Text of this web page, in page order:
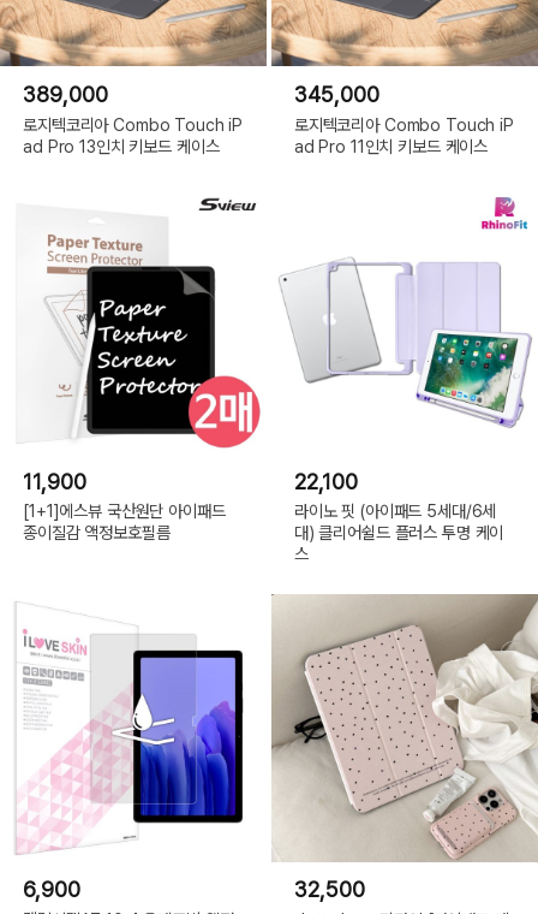
389,000
로지텍코리아 Combo Touch iP
ad Pro 13인치 키보드 케이스
345,000
로지텍코리아 Combo Touch iP
ad Pro 11인치 키보드 케이스
11,900
[1+1]에스뷰 국산원단 아이패드
종이질감 액정보호필름
22,100
라이노 핏 (아이패드 5세대/6세
대) 클리어쉴드 플러스 투명 케이
스
6,900 32,500